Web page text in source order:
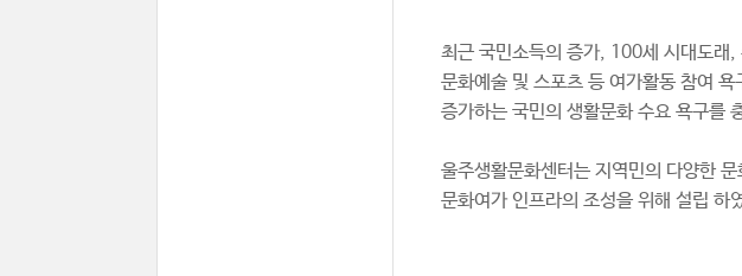
최근 국민소득의 증가, 100세 시대도래
문화예술 및 스포츠 등 여가활동 참여
증가하는 국민의 생활문화 수요 욕구를
울주생활문화센터는 지역민의 다양한
문화여가 인프라의 조성을 위해 설립 하